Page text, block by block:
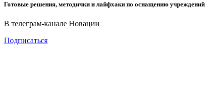
Готовые решения, методички и лайфхаки по оснащению учреждений
В телеграм-канале Новации
Подписаться